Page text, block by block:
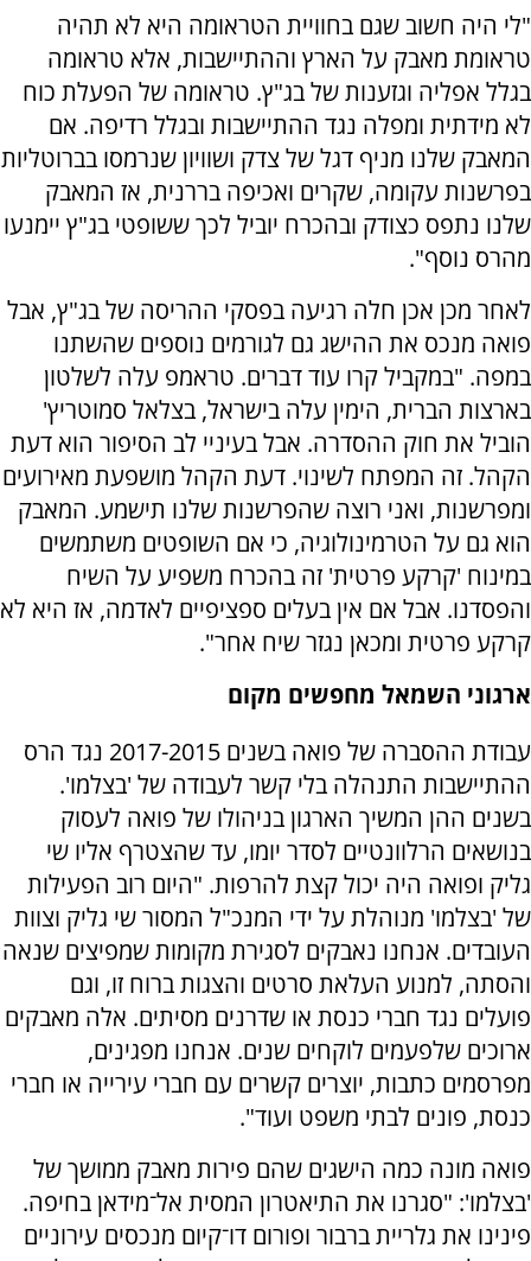
"לי היה חשוב שגם בחוויית הטראומה היא לא תהיה
טראומת מאבק על הארץ וההתיישבות, אלא טראומה
בגלל אפליה וגזענות של בג"ץ. טראומה של הפעלת כוח
לא מידתית ומפלה נגד ההתיישבות ובגלל רדיפה. אם
המאבק שלנו מניף דגל של צדק ושוויון שנרמסו בברוטליות
בפרשנות עקומה, שקרים ואכיפה בררנית, אז המאבק
שלנו נתפס כצודק ובהכרח יוביל לכך ששופטי בג"ץ יימנעו
מהרס נוסף".
לאחר מכן אכן חלה רגיעה בפסקי ההריסה של בג"ץ, אבל
פואה מנכס את ההישג גם לגורמים נוספים שהשתנו
במפה. "במקביל קרו עוד דברים. טראמפ עלה לשלטון
בארצות הברית, הימין עלה בישראל, בצלאל סמוטריץ'
הוביל את חוק ההסדרה. אבל בעיניי לב הסיפור הוא דעת
הקהל. זה המפתח לשינוי. דעת הקהל מושפעת מאירועים
ומפרשנות, ואני רוצה שהפרשנות שלנו תישמע. המאבק
הוא גם על הטרמינולוגיה, כי אם השופטים משתמשים
במינוח 'קרקע פרטית' זה בהכרח משפיע על השיח
והפסדנו. אבל אם אין בעלים ספציפיים לאדמה, אז היא לא
קרקע פרטית ומכאן נגזר שיח אחר".
ארגוני השמאל מחפשים מקום
עבודת ההסברה של פואה בשנים 2017-2015 נגד הרס
ההתיישבות התנהלה בלי קשר לעבודה של 'בצלמו'.
בשנים ההן המשיך הארגון בניהולו של פואה לעסוק
בנושאים הרלוונטיים לסדר יומו, עד שהצטרף אליו שי
גליק ופואה היה יכול קצת להרפות. "היום רוב הפעילות
של 'בצלמו' מנוהלת על ידי המנכ"ל המסור שי גליק וצוות
העובדים. אנחנו נאבקים לסגירת מקומות שמפיצים שנאה
והסתה, למנוע העלאת סרטים והצגות ברוח זו, וגם
פועלים נגד חברי כנסת או שדרנים מסיתים. אלה מאבקים
ארוכים שלפעמים לוקחים שנים. אנחנו מפגינים,
מפרסמים כתבות, יוצרים קשרים עם חברי עירייה או חברי
כנסת, פונים לבתי משפט ועוד".
פואה מונה כמה הישגים שהם פירות מאבק ממושך של
'בצלמו': "סגרנו את התיאטרון המסית אל־מידאן בחיפה.
פינינו את גלריית ברבור ופורום דו־קיום מנכסים עירוניים